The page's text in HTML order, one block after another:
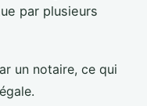
par plusieurs
un notaire, ce qui